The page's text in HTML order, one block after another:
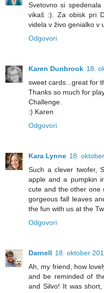
Svetovno si
vikaš :). Za obisk pri
videla v živo genialko v
Odgovori
Karen Dunbrook 18.
sweet cards...great for
Thanks so much for
Challenge.
:) Karen
Odgovori
Kara Lynne 18.
Such a clever twofer,
apple and a pumpkin
cute and the other one
gorgeous fall leaves
the fun with us at the
Odgovori
Darnell 18. oktober
Ah, my friend, how
and be reminded of
and Silvo! It was